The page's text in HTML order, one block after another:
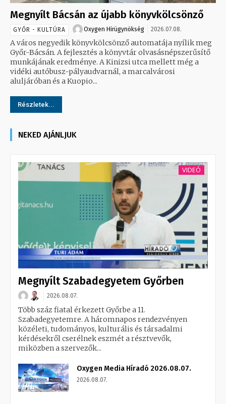
Megnyílt Bácsán az újabb könyvkölcsönző
GYŐR - KULTÚRA Oxygen Hirügynökség 2026.07.08.
A város negyedik könyvkölcsönző automatája nyílik meg
Győr-Bácsán. A fejlesztés a könyvtár olvasásnépszerűsítő
munkájának eredménye. A Kinizsi utca mellett még a
vidéki autóbusz-pályaudvarnál, a marcalvárosi
aluljáróban és a Kuopio...
Részletek...
NEKED AJÁNLJUK
VIDEÓ
Megnyílt Szabadegyetem Győrben
2026.08.07.
Több száz fiatal érkezett Győrbe a 11.
Szabadegyetemre. A háromnapos rendezvényen
közéleti, tudományos, kulturális és társadalmi
kérdésekről cserélnek eszmét a résztvevők,
miközben a szervezők...
Oxygen Media Híradó 2026.08.07.
2026.08.07.